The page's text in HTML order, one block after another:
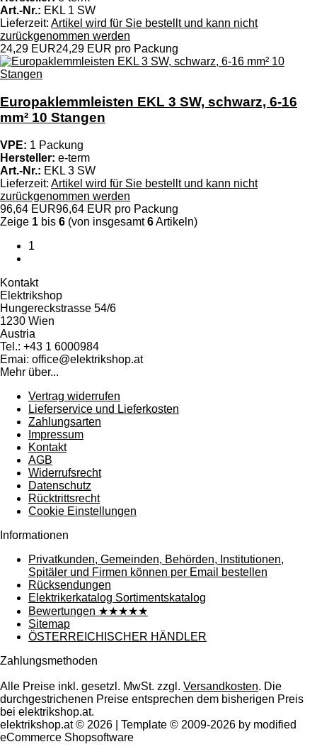
Art.-Nr.: EKL 1 SW
Lieferzeit: Artikel wird für Sie bestellt und kann nicht
zurückgenommen werden
24,29 EUR24,29 EUR pro Packung
Europaklemmleisten EKL 3 SW, schwarz, 6-16
mm² 10 Stangen
VPE: 1 Packung
Hersteller: e-term
Art.-Nr.: EKL 3 SW
Lieferzeit: Artikel wird für Sie bestellt und kann nicht
zurückgenommen werden
96,64 EUR96,64 EUR pro Packung
Zeige 1 bis 6 (von insgesamt6Artikeln)
1
Kontakt
Elektrikshop
Hungereckstrasse 54/6
1230 Wien
Austria
Tel.: +43 1 6000984
Emai: office@elektrikshop.at
Mehr über...
Vertrag widerrufen
Lieferservice und Lieferkosten
Zahlungsarten
Impressum
Kontakt
AGB
Widerrufsrecht
Datenschutz
Rücktrittsrecht
Cookie Einstellungen
Informationen
Privatkunden, Gemeinden, Behörden, Institutionen,
Spitäler und Firmen können per Email bestellen
Rücksendungen
Elektrikerkatalog Sortimentskatalog
Bewertungen ★★★★★
Sitemap
ÖSTERREICHISCHER HÄNDLER
Zahlungsmethoden
Alle Preise inkl. gesetzl. MwSt. zzgl. Versandkosten. Die
durchgestrichenen Preise entsprechen dem bisherigen Preis
bei elektrikshop.at.
elektrikshop.at © 2026 | Template © 2009-2026 by modified
eCommerce Shopsoftware